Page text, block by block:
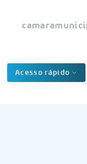
Acesso rápido